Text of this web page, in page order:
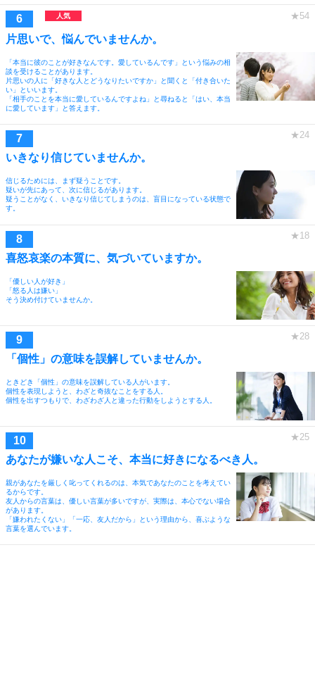
片思いで、悩んでいませんか。
「本当に彼のことが好きなんです。愛しているんです」という悩みの相
談を受けることがあります。
片思いの人に「好きな人とどうなりたいですか」と聞くと「付き合いた
い」といいます。
「相手のことを本当に愛しているんですよね」と尋ねると「はい、本当
に愛しています」と答えます。
いきなり信じていませんか。
信じるためには、まず疑うことです。
疑いが先にあって、次に信じるがあります。
疑うことがなく、いきなり信じてしまうのは、盲目になっている状態で
す。
喜怒哀楽の本質に、気づいていますか。
「優しい人が好き」
「怒る人は嫌い」
そう決め付けていませんか。
「個性」の意味を誤解していませんか。
ときどき「個性」の意味を誤解している人がいます。
個性を表現しようと、わざと奇抜なことをする人。
個性を出すつもりで、わざわざ人と違った行動をしようとする人。
あなたが嫌いな人こそ、本当に好きになるべき人。
親があなたを厳しく叱ってくれるのは、本気であなたのことを考えてい
るからです。
友人からの言葉は、優しい言葉が多いですが、実際は、本心でない場合
があります。
「嫌われたくない」「一応、友人だから」という理由から、喜ぶような
言葉を選んでいます。